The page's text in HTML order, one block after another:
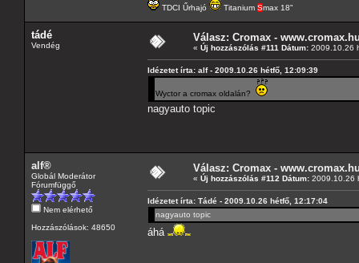
TDCI Űrhajó Titanium Smax 18"
tádé
Vendég
Válasz: Cromax -
« Új hozzászólás #111 Dátum: 2009.10.26
Idézetet írta: alf - 2009.10.26 hétfő, 12:09:39
Wyctor a cromax oldalán?
nagyauto topic
alf®
Globál Moderátor
Fórumfüggő
Nem elérhető
Hozzászólások: 48650
Válasz: Cromax -
« Új hozzászólás #112 Dátum: 2009.10.26
Idézetet írta: Tádé - 2009.10.26 hétfő, 12:17:04
nagyauto topic
áhá